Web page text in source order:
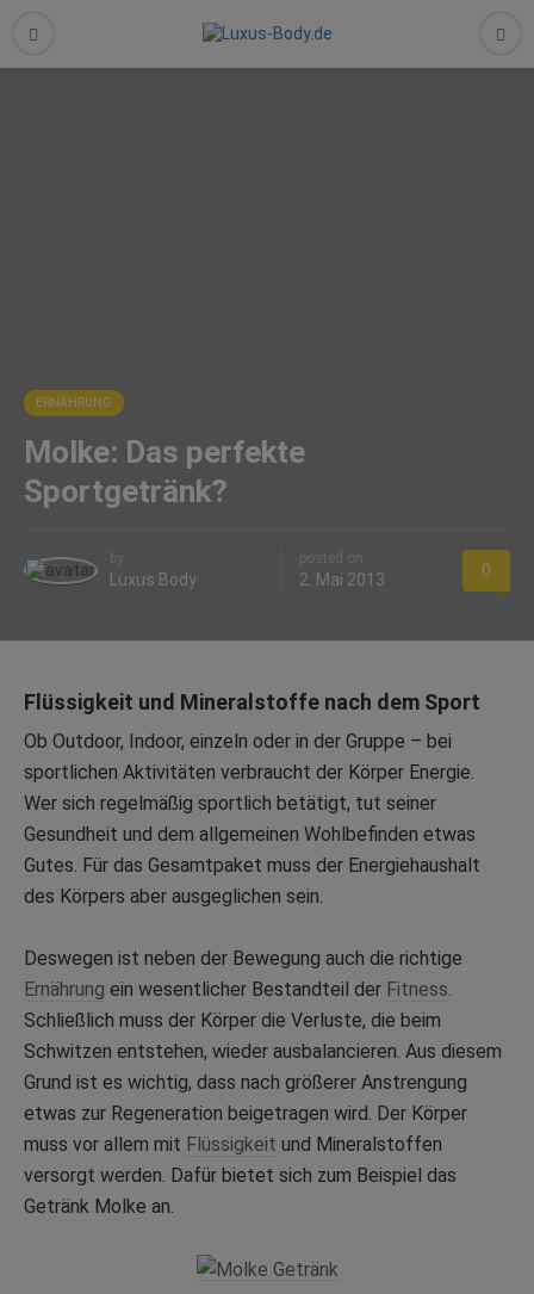
ERNÄHRUNG
Molke: Das perfekte
Sportgetränk?
by
Luxus Body
posted on
2. Mai 2013 0
Flüssigkeit und Mineralstoffe nach dem Sport
Ob Outdoor, Indoor, einzeln oder in der Gruppe – bei
sportlichen Aktivitäten verbraucht der Körper Energie.
Wer sich regelmäßig sportlich betätigt, tut seiner
Gesundheit und dem allgemeinen Wohlbefinden etwas
Gutes. Für das Gesamtpaket muss der Energiehaushalt
des Körpers aber ausgeglichen sein.
Deswegen ist neben der Bewegung auch die richtige
Ernährung ein wesentlicher Bestandteil der Fitness.
Schließlich muss der Körper die Verluste, die beim
Schwitzen entstehen, wieder ausbalancieren. Aus diesem
Grund ist es wichtig, dass nach größerer Anstrengung
etwas zur Regeneration beigetragen wird. Der Körper
muss vor allem mit Flüssigkeit und Mineralstoffen
versorgt werden. Dafür bietet sich zum Beispiel das
Getränk Molke an.